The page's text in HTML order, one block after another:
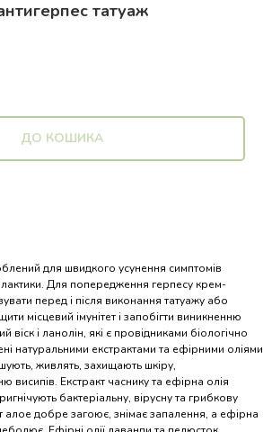
татуаж
ДО КОШИКА
для швидкого усунення симптомів
Для попередження герпесу крем-
перед і після виконання татуажу або
місцевий імунітет і запобігти виникненню
віск і ланолін, які є провідниками біологічно
натуральними екстрактами та ефірними оліями
живлять, захищають шкіру,
Екстракт часнику та ефірна олія
бактеріальну, вірусну та грибкову
алое добре загоює, знімає запалення, а ефірна